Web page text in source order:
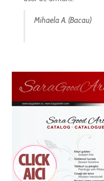
Mihaela A. (Bacau)